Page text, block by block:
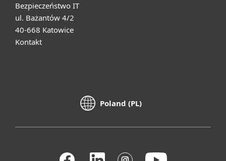
Bezpieczeństwo IT
ul. Bażantów 4/2
40-668 Katowice
Kontakt
Poland (PL)